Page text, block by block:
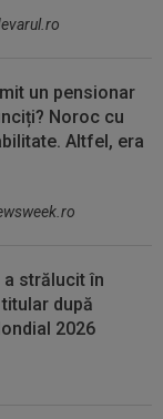
un pensionar
Noroc cu
Altfel, era
a strălucit în
după
2026